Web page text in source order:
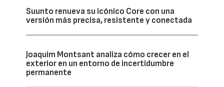
Suunto renueva su icónico Core con una
versión más precisa, resistente y conectada
Joaquim Montsant analiza cómo crecer en el
exterior en un entorno de incertidumbre
permanente